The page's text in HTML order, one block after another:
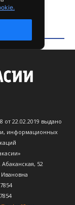
22.02.2019 выдано
информационных
52